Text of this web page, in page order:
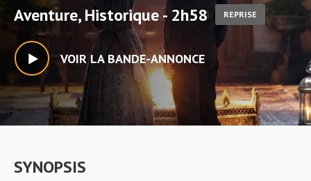
Aventure, Historique - 2h58 REPRISE
VOIR LA BANDE-ANNONCE
SYNOPSIS